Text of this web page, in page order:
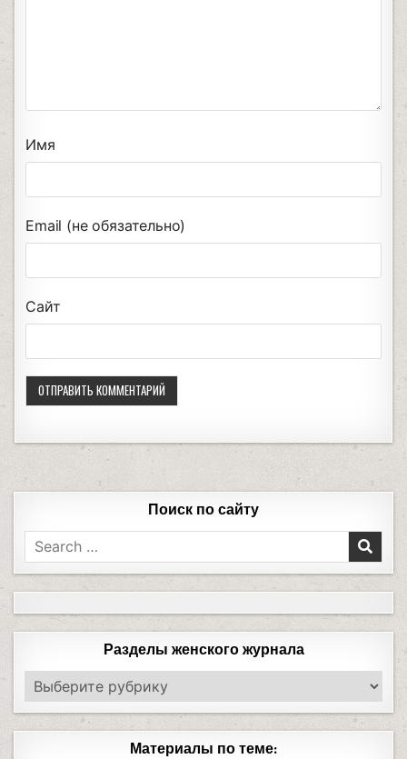
Имя
Email (не обязательно)
Сайт
Поиск по сайту
Разделы женского журнала
Материалы по теме: